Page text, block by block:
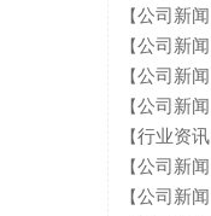
【公司新闻
【公司新闻
【公司新闻
【公司新闻
【行业资讯
【公司新闻
【公司新闻